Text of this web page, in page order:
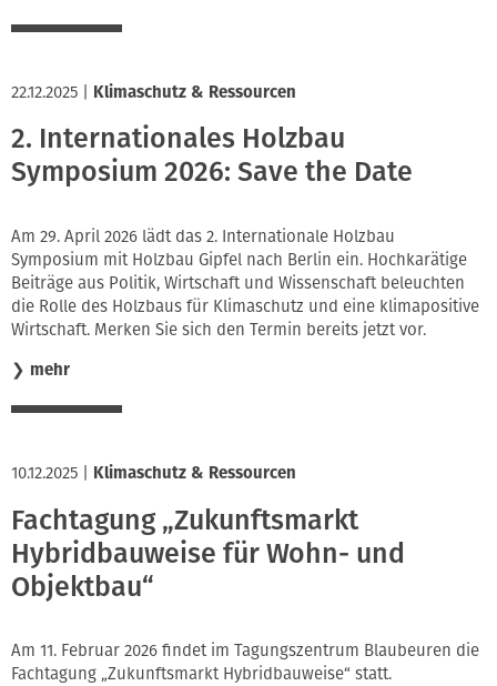
22.12.2025 Klimaschutz & Ressourcen
2. Internationales Holzbau
Symposium 2026: Save the Date
Am 29. April 2026 lädt das 2. Internationale Holzbau
Symposium mit Holzbau Gipfel nach Berlin ein. Hochkarätige
Beiträge aus Politik, Wirtschaft und Wissenschaft beleuchten
die Rolle des Holzbaus für Klimaschutz und eine klimapositive
Wirtschaft. Merken Sie sich den Termin bereits jetzt vor.
❯ mehr
10.12.2025 Klimaschutz & Ressourcen
Fachtagung „Zukunftsmarkt
Hybridbauweise für Wohn- und
Objektbau“
Am 11. Februar 2026 findet im Tagungszentrum Blaubeuren die
Fachtagung „Zukunftsmarkt Hybridbauweise“ statt.